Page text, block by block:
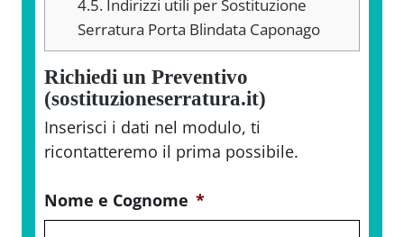
4.5.Indirizzi utili per Sostituzione
Serratura Porta Blindata Caponago
Richiedi un Preventivo
(sostituzioneserratura.it)
Inserisci i dati nel modulo, ti
ricontatteremo il prima possibile.
Nome e Cognome *